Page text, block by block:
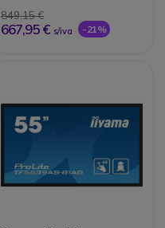
849,15 €
667,95 € s/iva -21%